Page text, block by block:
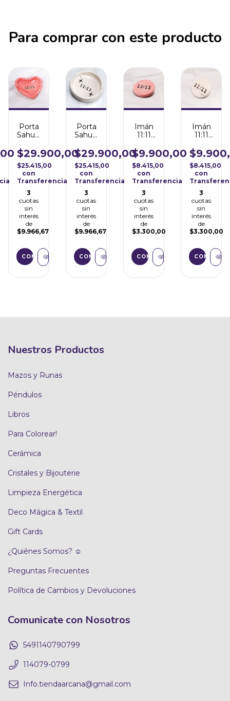
Para comprar con este producto
Porta
Sahumerio
Cenicero
Corazón
11:11
$29.900,00
$25.415,00
con
Transferencia
3
cuotas
sin
interés
de
$9.966,67
Porta
Sahumerio
Cenicero
11:11
$29.900,00
$25.415,00
con
Transferencia
3
cuotas
sin
interés
de
$9.966,67
Imán
11:11
$9.900,00
$8.415,00
con
Transferencia
3
cuotas
sin
interés
de
$3.300,00
Imán
11:11
$8.415,00
con
3
cuotas
sin
interés
de
$3.300,00
Nuestros Productos
Mazos y Runas
Péndulos
Libros
Para Colorear!
Cerámica
Cristales y Bijouterie
Limpieza Energética
Deco Mágica & Textil
Gift Cards
¿Quiénes Somos? ☺
Preguntas Frecuentes
Política de Cambios y Devoluciones
Comunicate con Nosotros
5491140790799
114079-0799
Info.tiendaarcana@gmail.com